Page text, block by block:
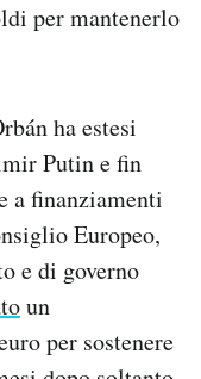
per mantenerlo
ha estesi
Putin e fin
a finanziamenti
Europeo,
e di governo
un
per sostenere